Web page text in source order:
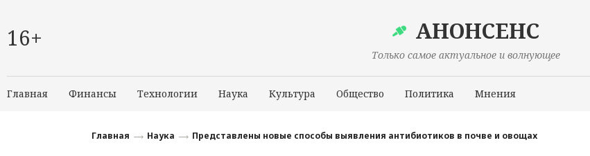
16+ АНОНСЕНС
Только самое актуальное и волнующее
Главная Финансы Технологии Наука Культура Общество Политика Мнения
Происшествия
Главная Наука Представлены новые способы выявления антибиотиков в почве и овощах